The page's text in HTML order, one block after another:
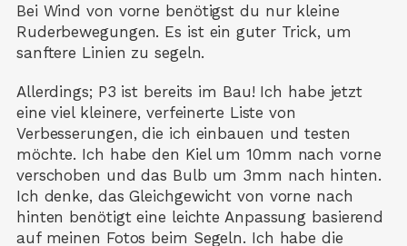
Bei Wind von vorne benötigst du nur kleine
Ruderbewegungen. Es ist ein guter Trick, um
sanftere Linien zu segeln.
Allerdings; P3 ist bereits im Bau! Ich habe jetzt
eine viel kleinere, verfeinerte Liste von
Verbesserungen, die ich einbauen und testen
möchte. Ich habe den Kiel um 10mm nach vorne
verschoben und das Bulb um 3mm nach hinten.
Ich denke, das Gleichgewicht von vorne nach
hinten benötigt eine leichte Anpassung basierend
auf meinen Fotos beim Segeln. Ich habe die